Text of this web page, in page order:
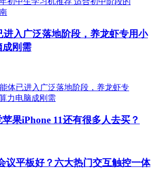
入广泛落地阶段，养龙虾专用小
成刚需
果iPhone 11还有很多人去买？
议平板好？六大热门交互触控一体